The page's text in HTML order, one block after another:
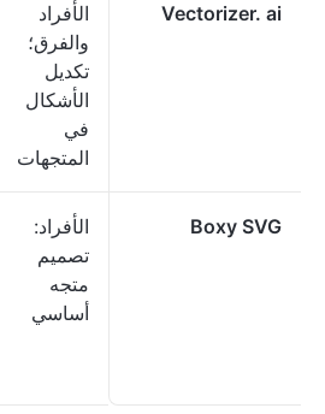
Vectorizer. ai
الأفراد
والفرق؛
تكديل
الأشكال
في
المتجهات
Boxy SVG
الأفراد:
تصميم
متجه
أساسي